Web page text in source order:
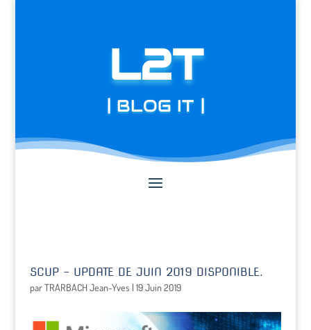
L2T
| BLOG IT |
SCUP – UPDATE DE JUIN 2019 DISPONIBLE.
parTRARBACH Jean-Yves | 19 Juin 2019